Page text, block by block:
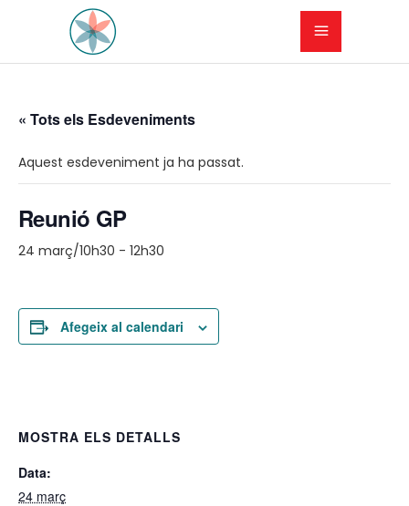
« Tots els Esdeveniments
Aquest esdeveniment ja ha passat.
Reunió GP
24 març/10h30 - 12h30
Afegeix al calendari
MOSTRA ELS DETALLS
Data:
24 març